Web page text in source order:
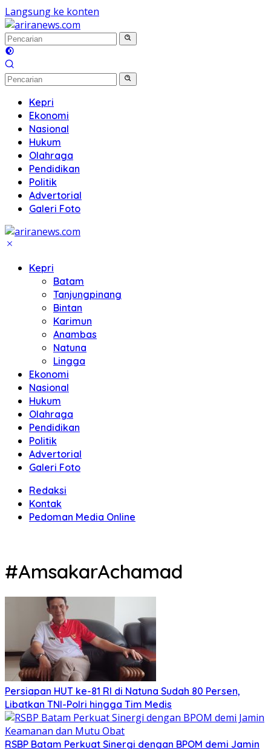
Langsung ke konten
Kepri
Ekonomi
Nasional
Hukum
Olahraga
Pendidikan
Politik
Advertorial
Galeri Foto
Kepri
Batam
Tanjungpinang
Bintan
Karimun
Anambas
Natuna
Lingga
Ekonomi
Nasional
Hukum
Olahraga
Pendidikan
Politik
Advertorial
Galeri Foto
Redaksi
Kontak
Pedoman Media Online
#AmsakarAchamad
Persiapan HUT ke-81 RI di Natuna Sudah 80 Persen,
Libatkan TNI-Polri hingga Tim Medis
RSBP Batam Perkuat Sinergi dengan BPOM demi Jamin